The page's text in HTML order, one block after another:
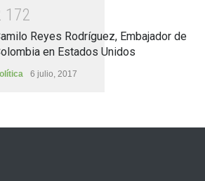
1 72
Reyes Rodríguez, Embajador de
en Estados Unidos
6 julio, 2017